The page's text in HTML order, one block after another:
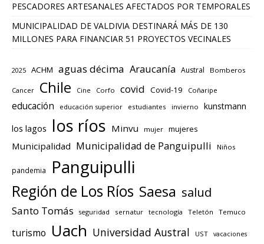
PESCADORES ARTESANALES AFECTADOS POR TEMPORALES
MUNICIPALIDAD DE VALDIVIA DESTINARÁ MÁS DE 130
MILLONES PARA FINANCIAR 51 PROYECTOS VECINALES
2025 ACHM aguas décima Araucanía Austral Bomberos
Cancer Chile Cine Corfo covid Covid-19 Coñaripe
educación educación superior estudiantes invierno kunstmann
los lagos los ríos Minvu mujer mujeres
Municipalidad Municipalidad de Panguipulli Niños
pandemia Panguipulli
Región de Los Ríos Saesa salud
Santo Tomás seguridad sernatur tecnología Teletón Temuco
turismo Uach Universidad Austral UST vacaciones